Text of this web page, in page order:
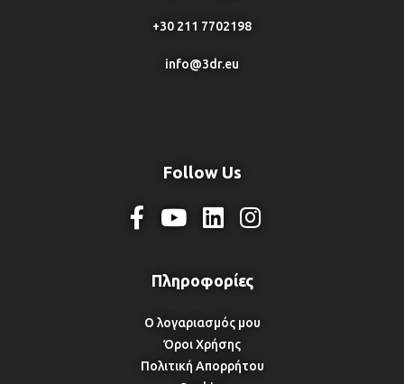
+30 211 7702198
info@3dr.eu
Follow Us
Ο λογαριασμός μου
Όροι Χρήσης
Πολιτική Απορρήτου